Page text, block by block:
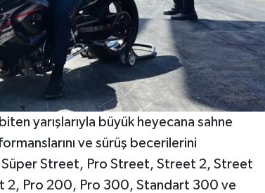
yarışlarıyla büyük heyecana sahne
ve sürüş becerilerini
Süper Street, Pro Street, Street 2, Street
Pro 200, Pro 300, Standart 300 ve